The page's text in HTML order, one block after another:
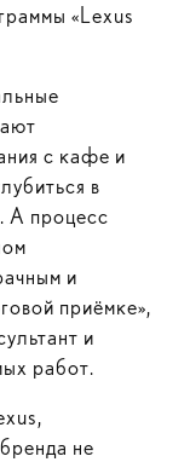
«Lexus
с кафе и
в
А процесс
и
приёмке»,
и
работ.
не